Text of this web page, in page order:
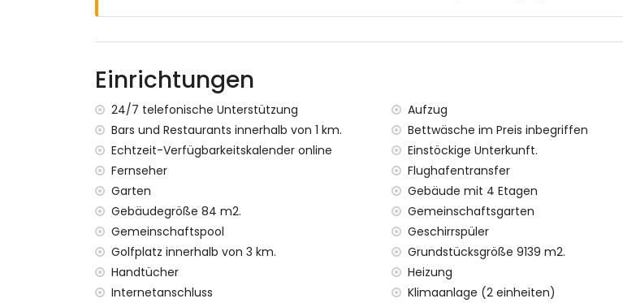
nächster Flughafen: Flughafen Alicante (innerhalb von 50 Kilometern vom Apartment)
Apartment)
öffentliche Verkehrsmittel in der Nähe: Bus innerhalb von 500 Metern
Rauchen nicht erlaubt
Haustiere sind nicht erlaubt
Das Gebäude, in dem sich die Unterkunft befindet, hat einen Aufzug.
Die Unterkunft ist sehr gut für Familien mit Kindern geeignet.
Ausstattungen und Dienstleistungen, die im Mietpreis des Apartments enthalten sind
Internet (WiFi)
Staubsauger sowie Bügeleisen und Bügelbrett
Bettwäsche und Handtücher
24-Stunden-Notdienst
Heizung und Klimaanlage
Einrichtungen
24/7 telefonische Unterstützung
Aufzug
Bars und Restaurants innerhalb von 1 km.
Bettwäsche im Preis inbegriffen
Echtzeit-Verfügbarkeitskalender online
Einstöckige Unterkunft.
Fernseher
Flughafentransfer
Garten
Gebäude mit 4 Etagen
Gebäudegröße 84 m2.
Gemeinschaftsgarten
Gemeinschaftspool
Geschirrspüler
Golfplatz innerhalb von 3 km.
Grundstücksgröße 9139 m2.
Handtücher
Heizung
Internetanschluss
Klimaanlage (2 einheiten)